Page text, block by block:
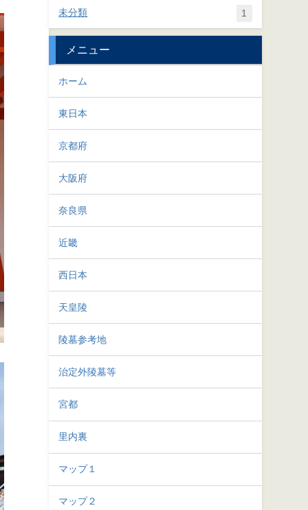
未分類 1
メニュー
ホーム
東日本
京都府
大阪府
奈良県
近畿
西日本
天皇陵
陵墓参考地
治定外陵墓等
宮都
里内裏
マップ１
マップ２